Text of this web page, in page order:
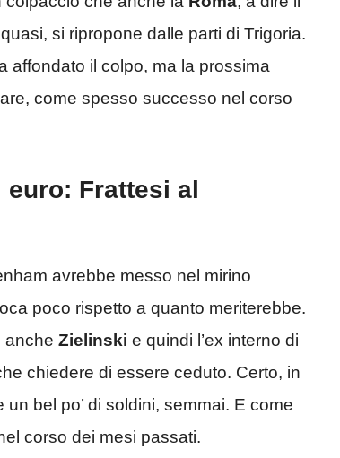
si ripropone dalle parti di Trigoria.
affondato il colpo, ma la prossima
come spesso successo nel corso
Frattesi al
avrebbe messo nel mirino
poco rispetto a quanto meriterebbe.
anche Zielinski e quindi l’ex interno di
chiedere di essere ceduto. Certo, in
bel po’ di soldini, semmai. E come
corso dei mesi passati.